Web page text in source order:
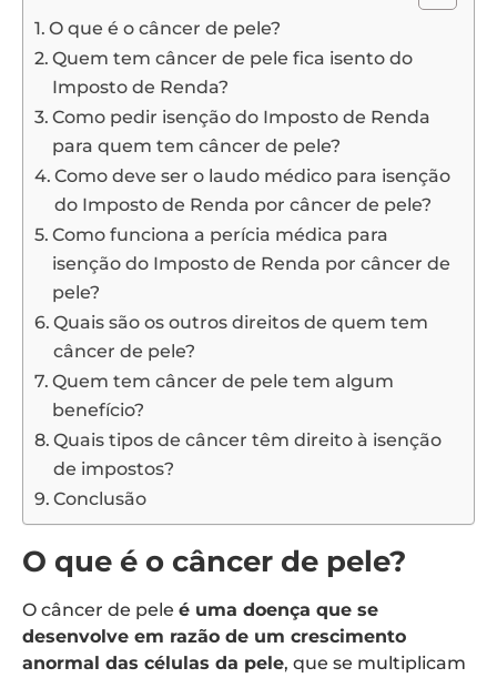
O que é o câncer de pele?
Quem tem câncer de pele fica isento do
Imposto de Renda?
Como pedir isenção do Imposto de Renda
para quem tem câncer de pele?
Como deve ser o laudo médico para isenção
do Imposto de Renda por câncer de pele?
Como funciona a perícia médica para
isenção do Imposto de Renda por câncer de
pele?
Quais são os outros direitos de quem tem
câncer de pele?
Quem tem câncer de pele tem algum
benefício?
Quais tipos de câncer têm direito à isenção
de impostos?
Conclusão
O que é o câncer de pele?
O câncer de pele é uma doença que se
desenvolve em razão de um crescimento
anormal das células da pele, que se multiplicam